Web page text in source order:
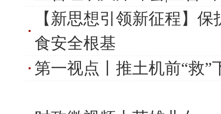
【新思想引领新征程】
食安全根基
第一视点丨推土机前“救”